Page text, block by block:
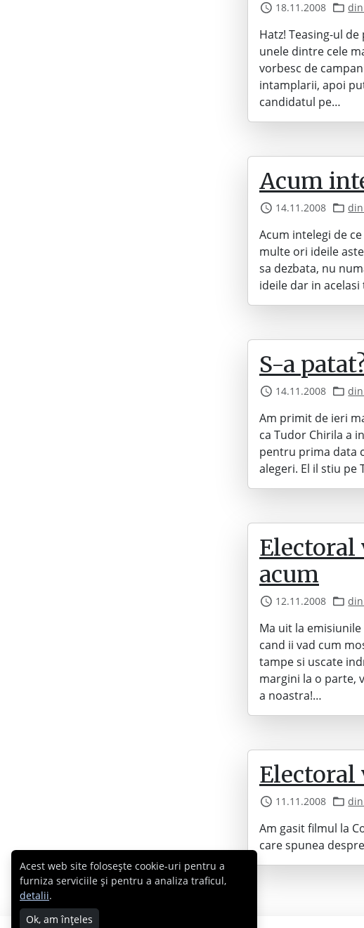
18.11.2008
Hatz! Teasing-ul
unele dintre cele
vorbesc de
intamplarii, apoi
candidatul pe…
Acum
14.11.2008
Acum intelegi de
multe ori ideile
sa dezbata, nu
ideile dar in
S-a
14.11.2008
Am primit de ieri
ca Tudor Chirila a
pentru prima data
alegeri. El il stiu
acum
12.11.2008
Ma uit la
cand ii vad cum
tampe si uscate
margini la o parte,
a noastra!…
11.11.2008
Am gasit filmul la
care spunea
Acest web site folosește cookie-uri pentru a
furniza serviciile și pentru a analiza traficul,
detalii.
Ok, am înțeles